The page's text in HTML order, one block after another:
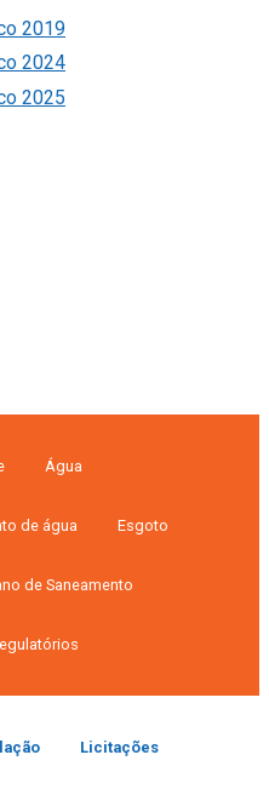
2019
2024
2025
Água
de água Esgoto
de Saneamento
Licitações